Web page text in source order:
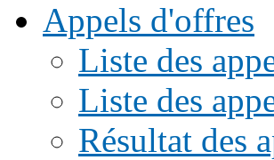
Appels d'offres
Liste des
Liste des
Résultat des